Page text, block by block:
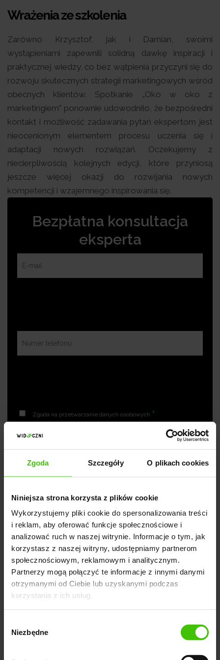
Zgoda Szczegóły O plikach cookies
Niniejsza strona korzysta z plików cookie
Wykorzystujemy pliki cookie do spersonalizowania treści
i reklam, aby oferować funkcje społecznościowe i
analizować ruch w naszej witrynie. Informacje o tym, jak
korzystasz z naszej witryny, udostępniamy partnerom
społecznościowym, reklamowym i analitycznym.
Partnerzy mogą połączyć te informacje z innymi danymi
otrzymanymi od Ciebie lub uzyskanymi podczas
korzystania z ich usług.
zgody
Niezbędne
Wrażenia ze szkolenia
Zarówno Krzysztof, jak i Damian, swoimi
wystąpieniami zapewnili solidną dawkę inspiracji i
praktycznej wiedzy, co bez wątpienia przyczyni się do
rozwoju skutecznych strategii marketingowych wśród
obecnych klientów. Spotkanie „Oko w oko z
marketingiem” ponownie udowodniło, że bezpośredni
kontakt i możliwość zadawania pytań ekspertom jest
nieocenionym elementem procesu uczenia się i
adaptacji nowych rozwiązań. Oczekujemy z
niecierpliwością kolejnych edycji, które przyniosą
jeszcze więcej okazji do rozwijania nowych
kompetencji i wzajemnego inspirowania się.
Bezpłatna konsultacja
eksperta
Zgoda na przetwarzanie danych osobowych *
Zgoda na otrzymywanie informacji handlowych drogą
WYŚLIJ
Milena Masłowska
Doświadczona specjalistka content marketingu i
autorka kilkunastu opiniotwórczych rankingów
branżowych publikowanych przez agencję Widoczni.
Regularnie tworzy analityczne zestawienia dotyczące